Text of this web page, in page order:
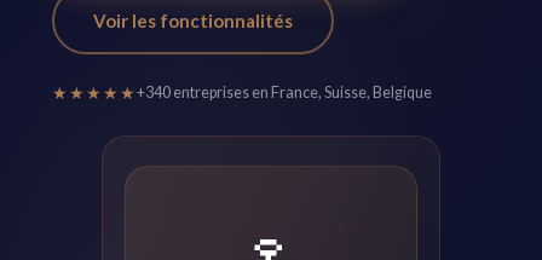
Voir les fonctionnalités
★★★★★ +340 entreprises en France, Suisse, Belgique